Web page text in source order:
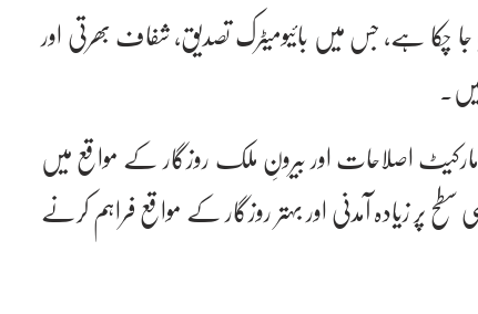
چکا ہے، جس میں بائیومیٹرک تصدیق، شفاف بھرتی اور
اصلاحات اور بیرونِ ملک روزگار کے مواقع میں
پر زیادہ آمدنی اور بہتر روزگار کے مواقع فراہم کرنے